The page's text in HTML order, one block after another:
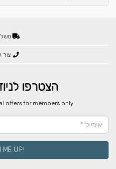
הצטרפו
offers for members only
!SIGN ME UP